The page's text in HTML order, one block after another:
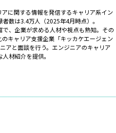
に関する情報を発信するキャリア系イン
数は3.4万人（2025年4月時点）。
、企業が求める人材や視点も熟知。その
キャリア支援企業「キッカケエージェン
アと面談を行う。エンジニアのキャリア
材紹介を提供。